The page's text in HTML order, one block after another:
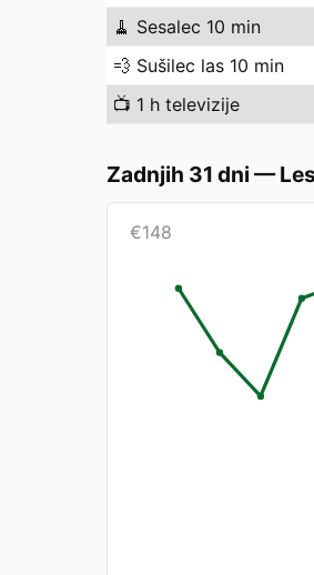
🧹 Sesalec 10 min
💨 Sušilec las 10 min
📺 1 h televizije
Zadnjih 31 dni —
€148